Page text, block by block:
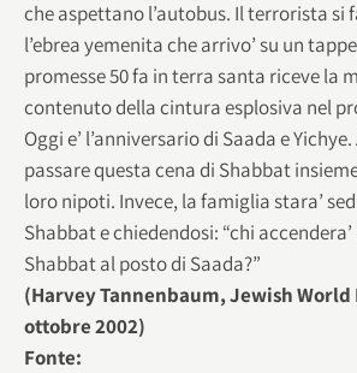
che aspettano l’autobus. Il terrorista si
l’ebrea yemenita che arrivo’ su un
promesse 50 fa in terra santa riceve la
contenuto della cintura esplosiva nel
Oggi e’ l’anniversario di Saada e
passare questa cena di Shabbat
loro nipoti. Invece, la famiglia stara’
Shabbat e chiedendosi: “chi
Shabbat al posto di Saada?”
(Harvey Tannenbaum, Jewish World
ottobre 2002)
Fonte: